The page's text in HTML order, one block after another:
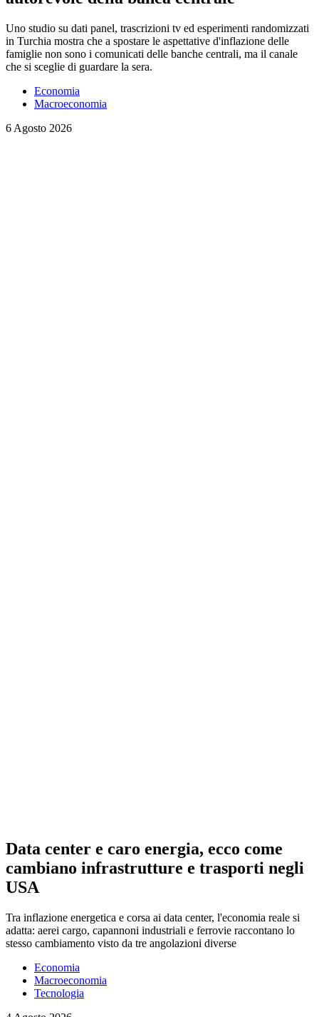
Uno studio su dati panel, trascrizioni tv ed esperimenti randomizzati
in Turchia mostra che a spostare le aspettative d'inflazione delle
famiglie non sono i comunicati delle banche centrali, ma il canale
che si sceglie di guardare la sera.
Economia
Macroeconomia
6 Agosto 2026
Data center e caro energia, ecco come
cambiano infrastrutture e trasporti negli
USA
Tra inflazione energetica e corsa ai data center, l'economia reale si
adatta: aerei cargo, capannoni industriali e ferrovie raccontano lo
stesso cambiamento visto da tre angolazioni diverse
Economia
Macroeconomia
Tecnologia